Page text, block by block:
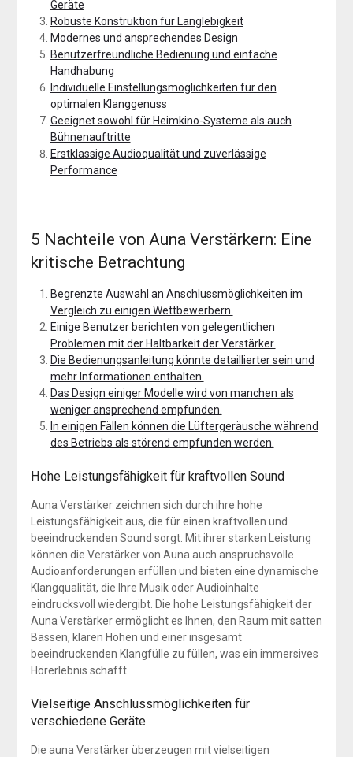
Geräte
Robuste Konstruktion für Langlebigkeit
Modernes und ansprechendes Design
Benutzerfreundliche Bedienung und einfache
Handhabung
Individuelle Einstellungsmöglichkeiten für den
optimalen Klanggenuss
Geeignet sowohl für Heimkino-Systeme als auch
Bühnenauftritte
Erstklassige Audioqualität und zuverlässige
Performance
5 Nachteile von Auna Verstärkern: Eine
kritische Betrachtung
Begrenzte Auswahl an Anschlussmöglichkeiten im
Vergleich zu einigen Wettbewerbern.
Einige Benutzer berichten von gelegentlichen
Problemen mit der Haltbarkeit der Verstärker.
Die Bedienungsanleitung könnte detaillierter sein und
mehr Informationen enthalten.
Das Design einiger Modelle wird von manchen als
weniger ansprechend empfunden.
In einigen Fällen können die Lüftergeräusche während
des Betriebs als störend empfunden werden.
Hohe Leistungsfähigkeit für kraftvollen Sound
Auna Verstärker zeichnen sich durch ihre hohe
Leistungsfähigkeit aus, die für einen kraftvollen und
beeindruckenden Sound sorgt. Mit ihrer starken Leistung
können die Verstärker von Auna auch anspruchsvolle
Audioanforderungen erfüllen und bieten eine dynamische
Klangqualität, die Ihre Musik oder Audioinhalte
eindrucksvoll wiedergibt. Die hohe Leistungsfähigkeit der
Auna Verstärker ermöglicht es Ihnen, den Raum mit satten
Bässen, klaren Höhen und einer insgesamt
beeindruckenden Klangfülle zu füllen, was ein immersives
Hörerlebnis schafft.
Vielseitige Anschlussmöglichkeiten für
verschiedene Geräte
Die auna Verstärker überzeugen mit vielseitigen